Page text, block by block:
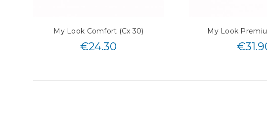
My Look Comfort (Cx 30)
€24.30
My Look
€